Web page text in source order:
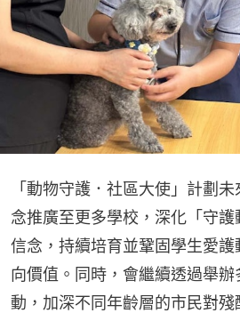
「動物守護．社區大使」計劃
念推廣至更多學校，深化「守
信念，持續培育並鞏固學生愛
向價值。同時，會繼續透過舉
動，加深不同年齡層的市民對